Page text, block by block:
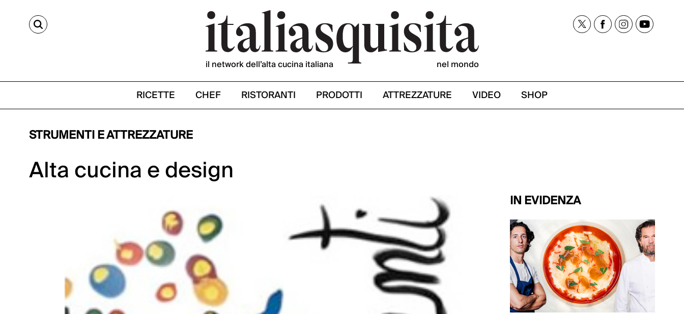
CERCA
il network dell’alta cucina italiana nel mondo
RICETTE CHEF RISTORANTI PRODOTTI ATTREZZATURE VIDEO SHOP
STRUMENTI E ATTREZZATURE
Alta cucina e design
IN EVIDENZA